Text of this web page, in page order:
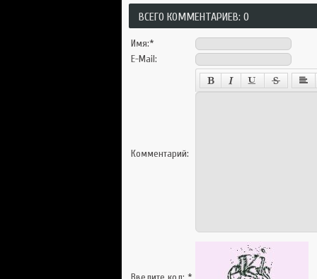
ВСЕГО КОММЕНТАРИЕВ: 0
Имя:*
E-Mail:
Комментарий: